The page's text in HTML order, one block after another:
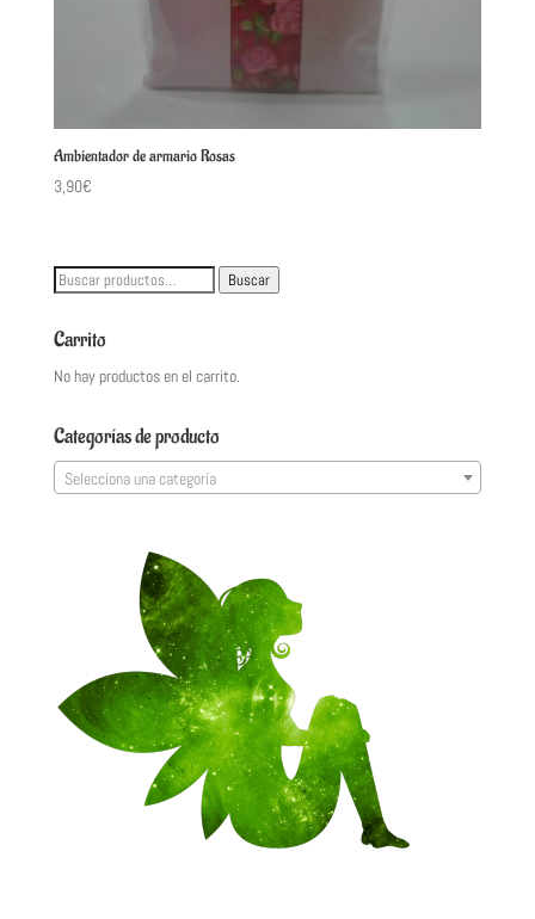
Ambientador de armario Rosas
3,90€
Buscar
Buscar
Carrito
No hay productos en el carrito.
Categorías de producto
Selecciona una categoría